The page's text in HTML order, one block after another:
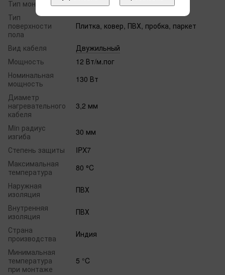
Тип монтажа
В стяжку
Тип
поверхности
пола
Плитка, ковер, ПВХ, пробка, паркет
Вид кабеля
Двужильный
Мощность
12 Вт/м.пог
Номинальная
мощность
130 Вт
Диаметр
нагревательного
кабеля
3,2 мм
Min радиус
изгиба
30 мм
Степень защиты
IPX7
Максимальная
температура
80 ⁰C
Наружная
изоляция
ПВХ
Внутренняя
изоляция
ПВХ
Страна
производства
Индия
Минимальная
температура
при монтаже
5 °C